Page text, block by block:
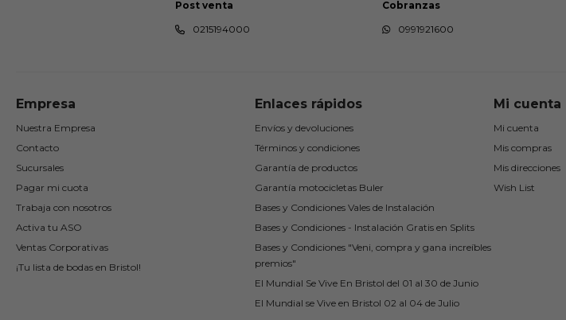
Post venta
0215194000
Cobranzas
0991921600
Empresa
Nuestra Empresa
Contacto
Sucursales
Pagar mi cuota
Trabaja con nosotros
Activa tu ASO
Ventas Corporativas
¡Tu lista de bodas en Bristol!
Enlaces rápidos
Envíos y devoluciones
Términos y condiciones
Garantía de productos
Garantía motocicletas Buler
Bases y Condiciones Vales de Instalación
Bases y Condiciones - Instalación Gratis en Splits
Bases y Condiciones "Veni, compra y gana increíbles
premios"
El Mundial Se Vive En Bristol del 01 al 30 de Junio
El Mundial se Vive en Bristol 02 al 04 de Julio
Mi cuenta
Mi cuenta
Mis compras
Mis direcciones
Wish List